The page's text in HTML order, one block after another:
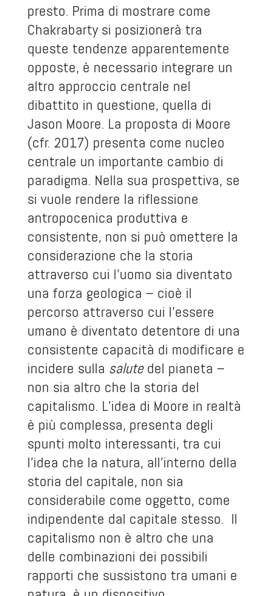
presto. Prima di mostrare come
Chakrabarty si posizionerà tra
queste tendenze apparentemente
opposte, è necessario integrare un
altro approccio centrale nel
dibattito in questione, quella di
Jason Moore. La proposta di Moore
(cfr. 2017) presenta come nucleo
centrale un importante cambio di
paradigma. Nella sua prospettiva, se
si vuole rendere la riflessione
antropocenica produttiva e
consistente, non si può omettere la
considerazione che la storia
attraverso cui l’uomo sia diventato
una forza geologica – cioè il
percorso attraverso cui l’essere
umano è diventato detentore di una
consistente capacità di modificare e
incidere sulla salutedel pianeta –
non sia altro che la storia del
capitalismo. L’idea di Moore in realtà
è più complessa, presenta degli
spunti molto interessanti, tra cui
l’idea che la natura, all’interno della
storia del capitale, non sia
considerabile come oggetto, come
indipendente dal capitale stesso. Il
capitalismo non è altro che una
delle combinazioni dei possibili
rapporti che sussistono tra umani e